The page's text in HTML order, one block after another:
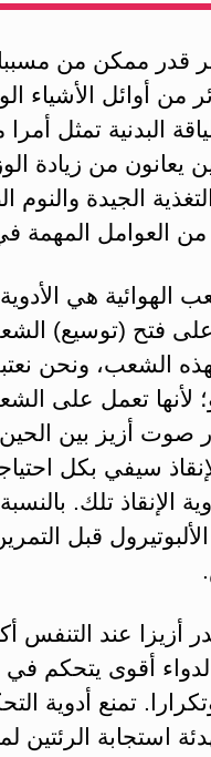
أكبر قدر ممكن من
من أوائل الأشياء
البدنية تمثل
يعانون من زيادة
الجيدة
من العوامل المهمة
هي الأدوية
فتح (توسيع)
الشعب، ونحن
لأنها تعمل على
صوت أزيز بين
سيفي بكل
الإنقاذ تلك.
قبل
أزيزا عند التنفس
لدواء أقوى يتحكم في
وتكرارا. تمنع أدوية
استجابة الرئتين